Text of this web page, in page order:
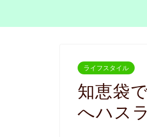
ライフスタイル
知恵袋
へハス